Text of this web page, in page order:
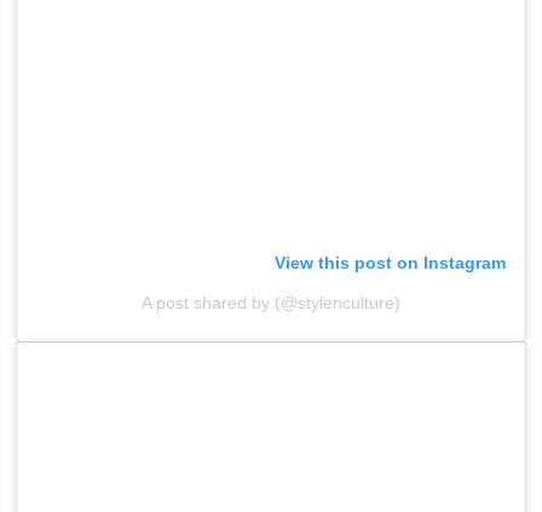
View this post on Instagram
A post shared by (@stylenculture)